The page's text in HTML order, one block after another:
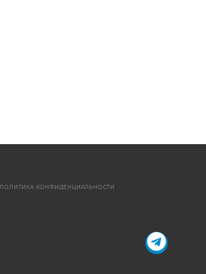
ПОЛИТИКА КОНФИДЕНЦИАЛЬНОСТИ